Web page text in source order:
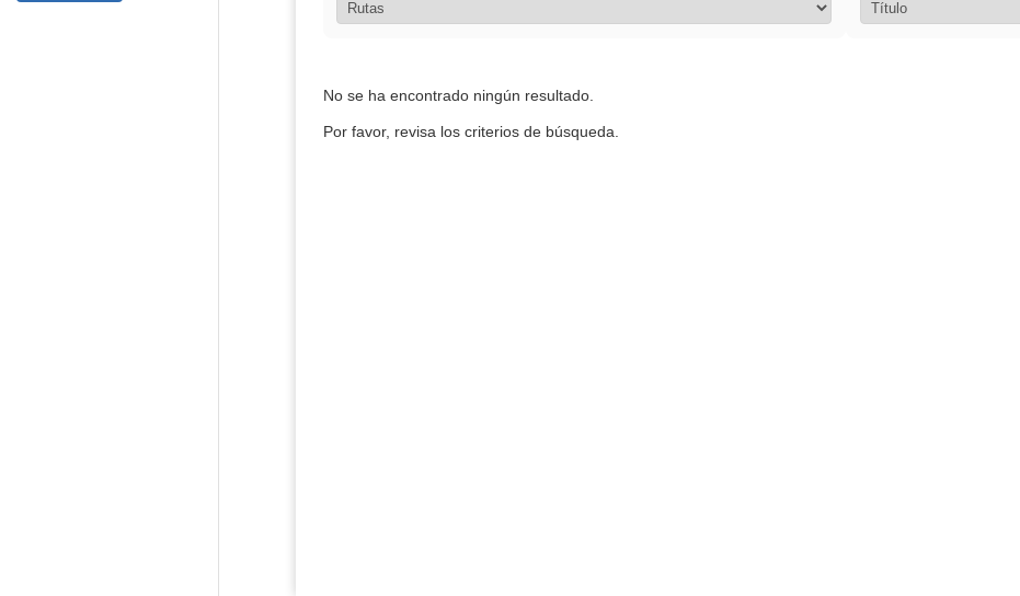
No se ha encontrado ningún resultado.
Por favor, revisa los criterios de búsqueda.